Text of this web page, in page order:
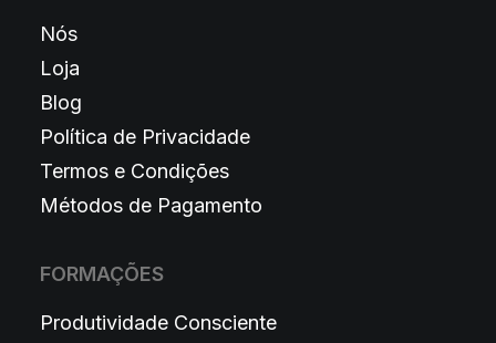
Nós
Loja
Blog
Política de Privacidade
Termos e Condições
Métodos de Pagamento
FORMAÇÕES
Produtividade Consciente